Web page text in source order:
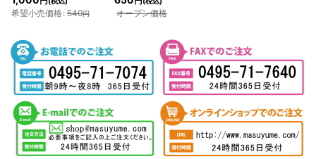
希望小売価格: 540円 オープン価格